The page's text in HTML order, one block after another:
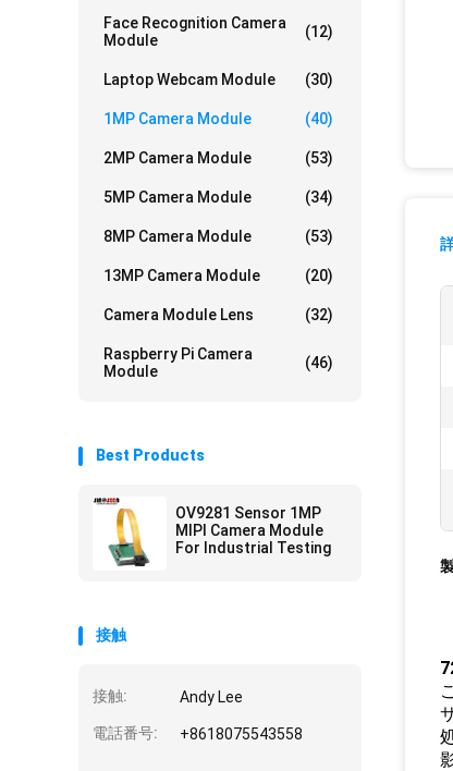
Face Recognition Camera
Module
(12)
Laptop Webcam Module (30)
1MP Camera Module (40)
2MP Camera Module (53)
5MP Camera Module (34)
8MP Camera Module (53)
13MP Camera Module (20)
Camera Module Lens (32)
Raspberry Pi Camera
Module
(46)
Best Products
OV9281 Sensor 1MP
MIPI Camera Module
For Industrial Testing
接触
接触: Andy Lee
電話番号: +8618075543558